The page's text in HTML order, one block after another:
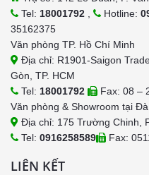
Tel: 18001792 Hotline:
35162375
Văn phòng TP. Hồ Chí Minh
Địa chỉ: R1901-Saigon
Gòn, TP. HCM
Tel: 18001792
Fax: 08 –
Văn phòng & Showroom tại
Địa chỉ: 175 Trường Chinh,
Tel: 0916258589 Fax:
LIÊN KẾT